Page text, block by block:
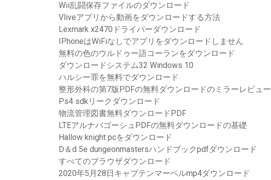
Wii乱闘保存ファイルのダウンロード
Vliveアプリから動画をダウンロードする方法
Lexmark x2470ドライバーダウンロード
IPhoneはWiFiなしでアプリをダウンロードしません
無料の色のウルドゥー語コーランをダウンロード
ダウンロードシステム32 Windows 10
ハルシー罪を無料でダウンロード
整形外科の第7版PDFの無料ダウンロードのミラーレビュー
Ps4 sdkリークダウンロード
物流管理図書無料ダウンロードPDF
LTEアルナバゴーシュPDFの無料ダウンロードの基礎
Hallow knight pcをダウンロード
D＆d 5e dungeonmastersハンドブックpdfダウンロード
すべてのブラウザダウンロード
2020年5月28日キャプテンマーベルmp4ダウンロード